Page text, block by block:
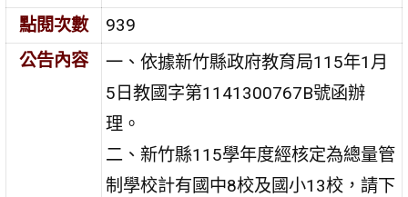
點閱次數
939
公告內容
一、依據新竹縣政府教育局115年1月
5日教國字第1141300767B號函辦
理。
二、新竹縣115學年度經核定為總量管
制學校計有國中8校及國小13校，請下